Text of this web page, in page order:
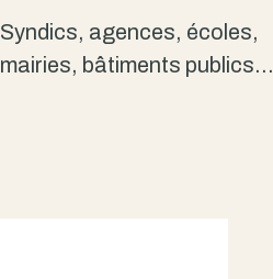
Syndics, agences, écoles,
mairies, bâtiments publics…